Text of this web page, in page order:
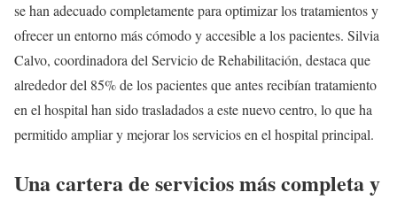
se han adecuado completamente para optimizar los tratamientos y
ofrecer un entorno más cómodo y accesible a los pacientes. Silvia
Calvo, coordinadora del Servicio de Rehabilitación, destaca que
alrededor del 85% de los pacientes que antes recibían tratamiento
en el hospital han sido trasladados a este nuevo centro, lo que ha
permitido ampliar y mejorar los servicios en el hospital principal.
Una cartera de servicios más completa y